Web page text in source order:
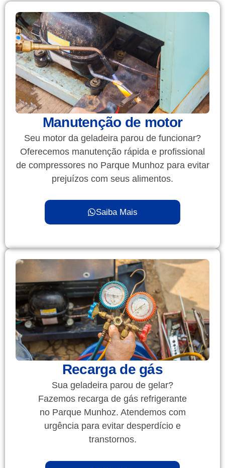
Manutenção de motor
Seu motor da geladeira parou de funcionar?
Oferecemos manutenção rápida e profissional
de compressores no Parque Munhoz para evitar
prejuízos com seus alimentos.
Saiba Mais
Recarga de gás
Sua geladeira parou de gelar?
Fazemos recarga de gás refrigerante
no Parque Munhoz. Atendemos com
urgência para evitar desperdício e
transtornos.